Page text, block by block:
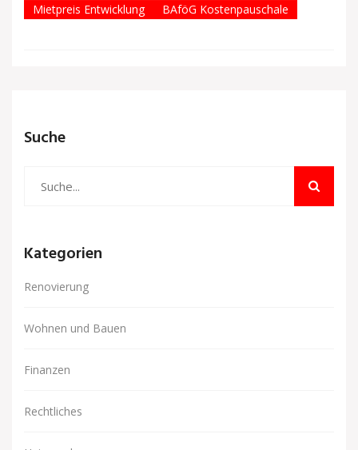
Mietpreis Entwicklung
BAföG Kostenpauschale
Suche
Kategorien
Renovierung
Wohnen und Bauen
Finanzen
Rechtliches